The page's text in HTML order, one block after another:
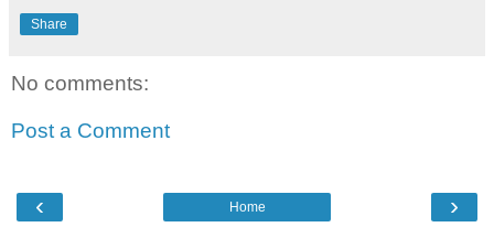
Share
No comments:
Post a Comment
‹ ›
Home